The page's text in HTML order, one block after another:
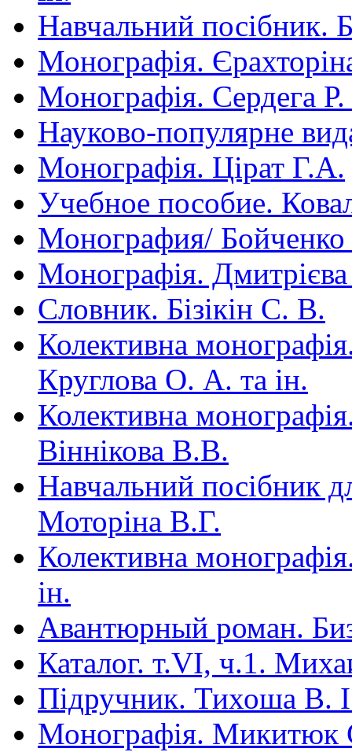
Навчальний посібник.
Монографія.
Монографія. Сердега
Науково-популярне
Монографія. Цірат Г.А.
Учебное пособие.
Монография/
Монографія.
Словник. Бізікін С. В.
Колективна
Круглова О. А. та ін.
Колективна
Віннікова В.В.
Навчальний посібник
Моторіна В.Г.
Колективна
ін.
Авантюрный роман.
Каталог. т.VI, ч.1.
Під­ручник. Тихоша В.
Монографія. Микитюк